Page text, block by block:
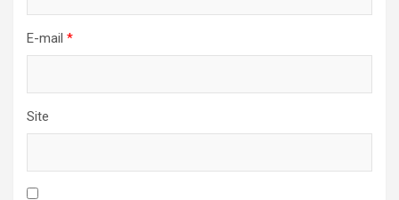
E-mail *
Site